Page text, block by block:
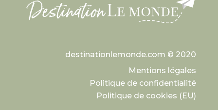
destinationlemonde.com © 2020
Mentions légales
Politique de confidentialité
Politique de cookies (EU)